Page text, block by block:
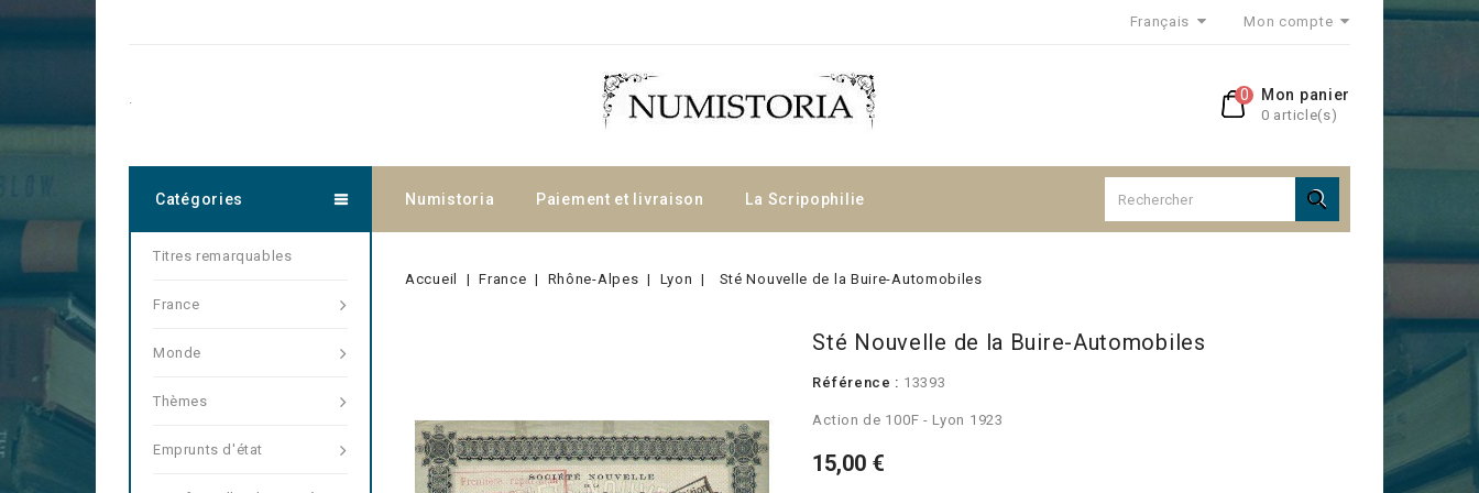
Français Mon compte
Mon panier
0 article(s)
0
.
Numistoria Paiement et livraison La Scripophilie 
Catégories
Titres remarquables
France
Monde
Thèmes
Emprunts d'état
Accueil France Rhône-Alpes Lyon Sté Nouvelle de la Buire-Automobiles
Sté Nouvelle de la Buire-Automobiles
Référence : 13393
Action de 100F - Lyon 1923
15,00 €